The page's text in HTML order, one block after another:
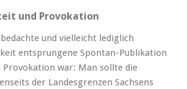
und Provokation
und vielleicht lediglich
entsprungene Spontan-Publikation
Provokation war: Man sollte die
der Landesgrenzen Sachsens